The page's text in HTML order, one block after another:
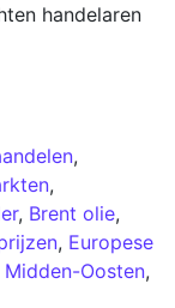
handelaren
,
,
, Brent olie,
, Europese
Midden-Oosten,